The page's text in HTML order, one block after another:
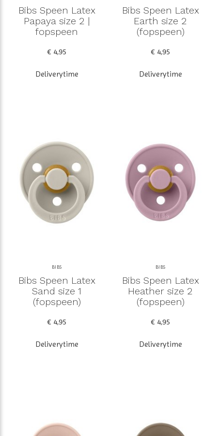
Bibs Speen Latex
Papaya size 2 |
fopspeen
€ 4,95
Deliverytime
Bibs Speen Latex
Earth size 2
(fopspeen)
€ 4,95
Deliverytime
BIBS
Bibs Speen Latex
Sand size 1
(fopspeen)
€ 4,95
Deliverytime
BIBS
Bibs Speen Latex
Heather size 2
(fopspeen)
€ 4,95
Deliverytime